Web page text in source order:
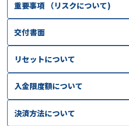
重要事項 （リスクについて)
交付書面
リセットについて
入金限度額について
決済方法について